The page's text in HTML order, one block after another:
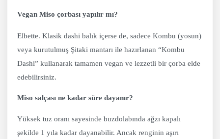
Vegan Miso çorbası yapılır mı?
Elbette. Klasik dashi balık içerse de, sadece Kombu (yosun)
veya kurutulmuş Şitaki mantarı ile hazırlanan “Kombu
Dashi” kullanarak tamamen vegan ve lezzetli bir çorba elde
edebilirsiniz.
Miso salçası ne kadar süre dayanır?
Yüksek tuz oranı sayesinde buzdolabında ağzı kapalı
şekilde 1 yıla kadar dayanabilir. Ancak renginin aşırı